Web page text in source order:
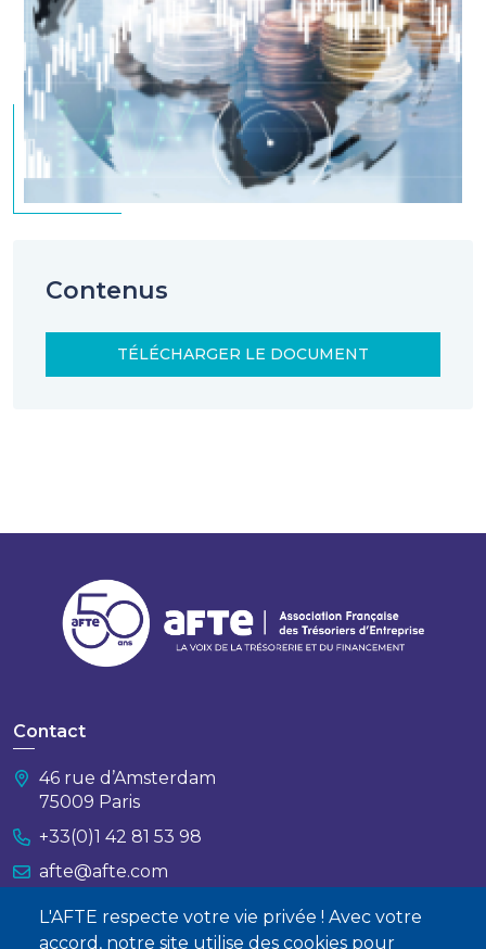
L'AFTE respecte votre vie privée ! Avec votre
accord, notre site utilise des cookies pour
Contenus
TÉLÉCHARGER LE DOCUMENT
Contact
46 rue d’Amsterdam
75009 Paris
+33(0)1 42 81 53 98
afte@afte.com
Nous contacter